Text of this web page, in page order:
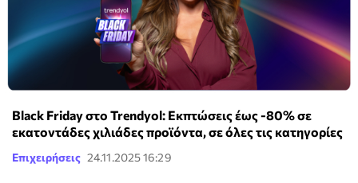
Black Friday στο Trendyol: Εκπτώσεις έως -80% σε
εκατοντάδες χιλιάδες προϊόντα, σε όλες τις κατηγορίες
Επιχειρήσεις 24.11.2025 16:29